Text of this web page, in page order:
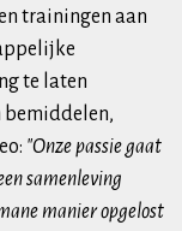
trainingen aan
te laten
bemiddelen,
"Onze passie gaat
samenleving
manier opgelost